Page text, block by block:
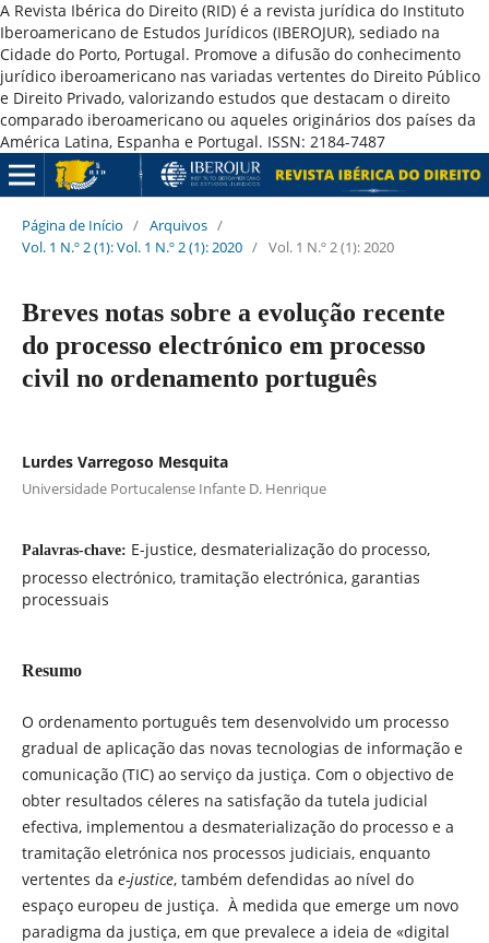
A Revista Ibérica do Direito (RID) é a revista jurídica do Instituto
Iberoamericano de Estudos Jurídicos (IBEROJUR), sediado na
Cidade do Porto, Portugal. Promove a difusão do conhecimento
jurídico iberoamericano nas variadas vertentes do Direito Público
e Direito Privado, valorizando estudos que destacam o direito
comparado iberoamericano ou aqueles originários dos países da
América Latina, Espanha e Portugal. ISSN: 2184-7487
Página de Início / Arquivos /
Vol. 1 N.º 2 (1): Vol. 1 N.º 2 (1): 2020 / Vol. 1 N.º 2 (1): 2020
Breves notas sobre a evolução recente
do processo electrónico em processo
civil no ordenamento português
Lurdes Varregoso Mesquita
Universidade Portucalense Infante D. Henrique
Palavras-chave: E-justice, desmaterialização do processo,
processo electrónico, tramitação electrónica, garantias
processuais
Resumo
O ordenamento português tem desenvolvido um processo
gradual de aplicação das novas tecnologias de informação e
comunicação (TIC) ao serviço da justiça. Com o objectivo de
obter resultados céleres na satisfação da tutela judicial
efectiva, implementou a desmaterialização do processo e a
tramitação eletrónica nos processos judiciais, enquanto
vertentes da e-justice, também defendidas ao nível do
espaço europeu de justiça. À medida que emerge um novo
paradigma da justiça, em que prevalece a ideia de «digital